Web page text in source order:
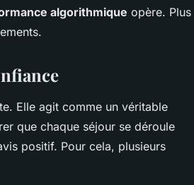
algorithmique opère. Plus
Elle agit comme un véritable
que chaque séjour se déroule
positif. Pour cela, plusieurs